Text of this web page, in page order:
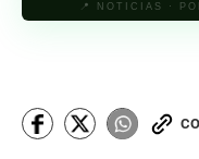
📍 NOTICIAS ·